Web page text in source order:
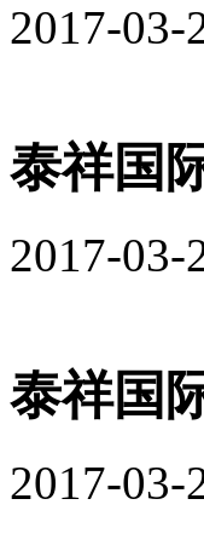
2017-03-
泰祥国
2017-03-
泰祥国
2017-03-